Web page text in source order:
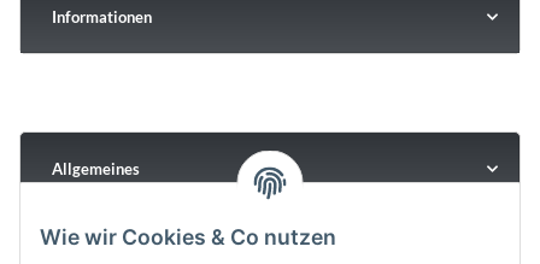
Informationen
Allgemeines
Wie wir Cookies & Co nutzen